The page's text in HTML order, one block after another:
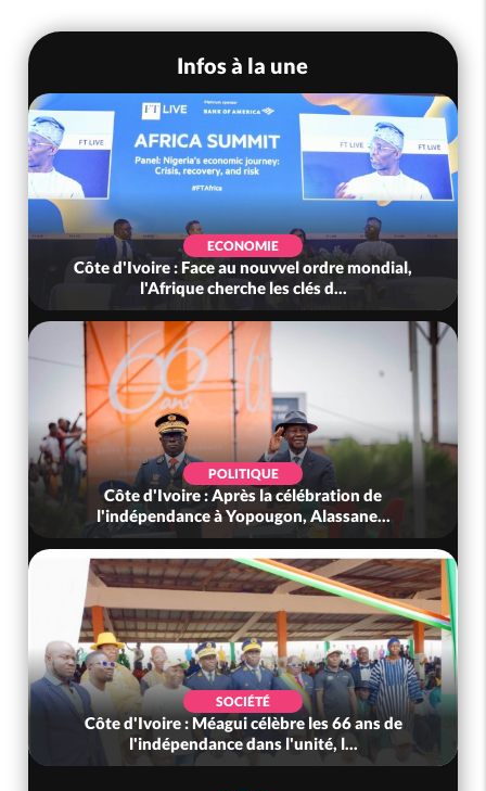
Infos à la une
ECONOMIE
Côte d'Ivoire : Face au nouvvel ordre mondial,
l'Afrique cherche les clés d...
POLITIQUE
Côte d'Ivoire : Après la célébration de
l'indépendance à Yopougon, Alassane...
SOCIÉTÉ
Côte d'Ivoire : Méagui célèbre les 66 ans de
l'indépendance dans l'unité, l...